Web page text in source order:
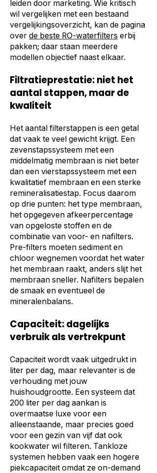
leiden door marketing. Wie kritisch
wil vergelijken met een bestaand
vergelijkingsoverzicht, kan de pagina
over de beste RO-waterfilters erbij
pakken; daar staan meerdere
modellen objectief naast elkaar.
Filtratieprestatie: niet het
aantal stappen, maar de
kwaliteit
Het aantal filterstappen is een getal
dat vaak te veel gewicht krijgt. Een
zevenstapssysteem met een
middelmatig membraan is niet beter
dan een vierstapssysteem met een
kwalitatief membraan en een sterke
remineralisatiestap. Focus daarom
op drie punten: het type membraan,
het opgegeven afkeerpercentage
van opgeloste stoffen en de
combinatie van voor- en nafilters.
Pre-filters moeten sediment en
chloor wegnemen voordat het water
het membraan raakt, anders slijt het
membraan sneller. Nafilters bepalen
de smaak en eventueel de
mineralenbalans.
Capaciteit: dagelijks
verbruik als vertrekpunt
Capaciteit wordt vaak uitgedrukt in
liter per dag, maar relevanter is de
verhouding met jouw
huishoudgrootte. Een systeem dat
200 liter per dag aankan is
overmaatse luxe voor een
alleenstaande, maar precies goed
voor een gezin van vijf dat ook
kookwater wil filteren. Tankloze
systemen hebben vaak een hogere
piekcapaciteit omdat ze on-demand